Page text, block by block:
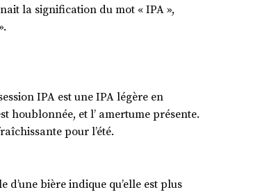
la signification du mot « IPA »,
IPA est une IPA légère en
houblonnée, et l’ amertume présente.
pour l’été.
d’une bière indique qu’elle est plus